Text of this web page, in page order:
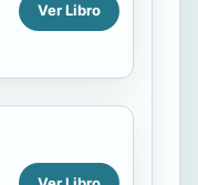
Ver Libro